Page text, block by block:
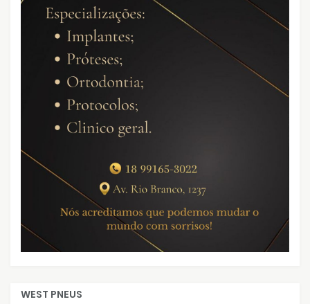
WEST PNEUS